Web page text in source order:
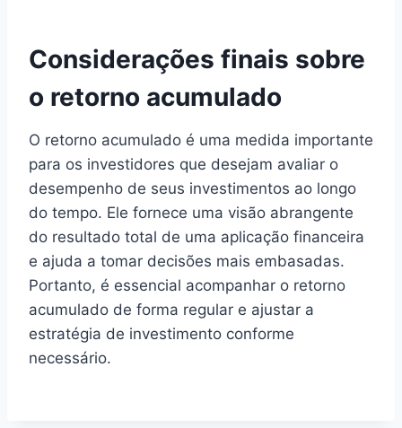
Considerações finais sobre
o retorno acumulado
O retorno acumulado é uma medida importante
para os investidores que desejam avaliar o
desempenho de seus investimentos ao longo
do tempo. Ele fornece uma visão abrangente
do resultado total de uma aplicação financeira
e ajuda a tomar decisões mais embasadas.
Portanto, é essencial acompanhar o retorno
acumulado de forma regular e ajustar a
estratégia de investimento conforme
necessário.